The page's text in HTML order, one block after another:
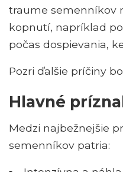
traume semenníkov
kopnutí, napríklad
počas dospievania,
Pozri ďalšie príčiny
Hlavné
Medzi najbežnejšie
semenníkov patria: